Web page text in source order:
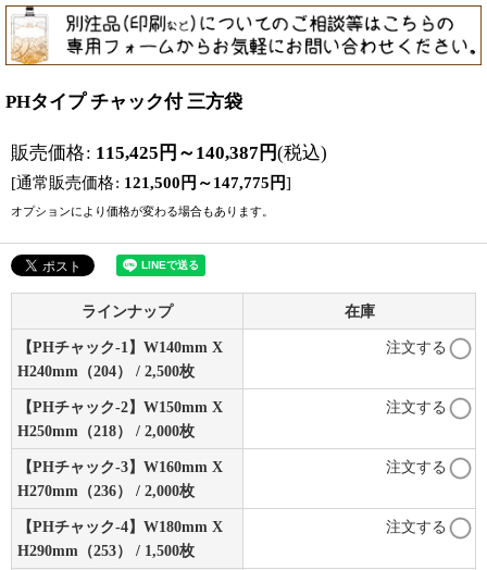
PHタイプ チャック付 三方袋
販売価格: 115,425 円 ～140,387 円(税込)
[通常販売価格: 121,500 円 ～147,775 円]
オプションにより価格が変わる場合もあります。
ラインナップ 在庫
【PHチャック-1】W140mm X
H240mm（204） / 2,500枚
注文する
【PHチャック-2】W150mm X
H250mm（218） / 2,000枚
注文する
【PHチャック-3】W160mm X
H270mm（236） / 2,000枚
注文する
【PHチャック-4】W180mm X
H290mm（253） / 1,500枚
注文する